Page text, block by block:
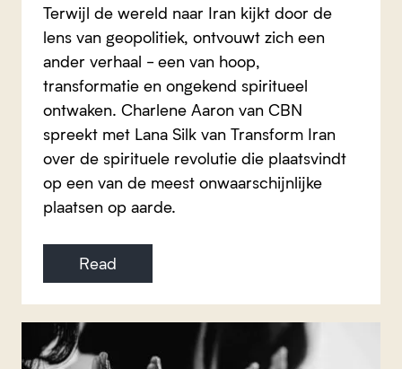
Terwijl de wereld naar Iran kijkt door de
lens van geopolitiek, ontvouwt zich een
ander verhaal - een van hoop,
transformatie en ongekend spiritueel
ontwaken. Charlene Aaron van CBN
spreekt met Lana Silk van Transform Iran
over de spirituele revolutie die plaatsvindt
op een van de meest onwaarschijnlijke
plaatsen op aarde.
Read